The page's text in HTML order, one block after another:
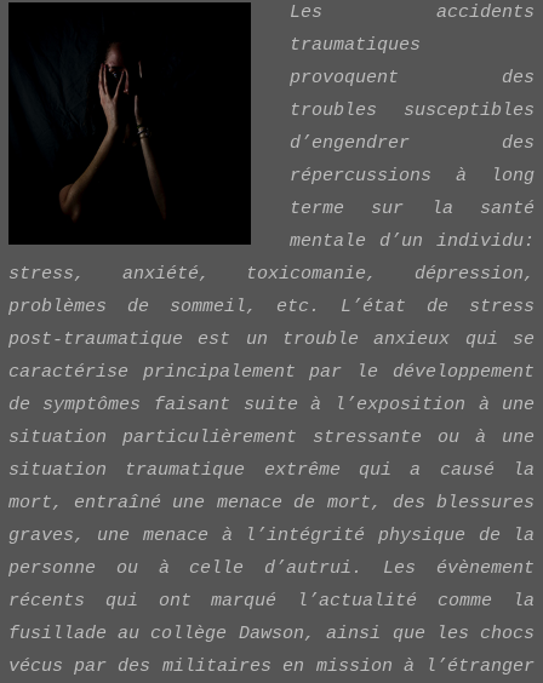
Les accidents
traumatiques
provoquent des
troubles susceptibles
d’engendrer des
répercussions à long
terme sur la santé
mentale d’un individu:
stress, anxiété, toxicomanie, dépression,
problèmes de sommeil, etc. L’état de stress
post-traumatique est un trouble anxieux qui se
caractérise principalement par le développement
de symptômes faisant suite à l’exposition à une
situation particulièrement stressante ou à une
situation traumatique extrême qui a causé la
mort, entraîné une menace de mort, des blessures
graves, une menace à l’intégrité physique de la
personne ou à celle d’autrui. Les évènement
récents qui ont marqué l’actualité comme la
fusillade au collège Dawson, ainsi que les chocs
vécus par des militaires en mission à l’étranger